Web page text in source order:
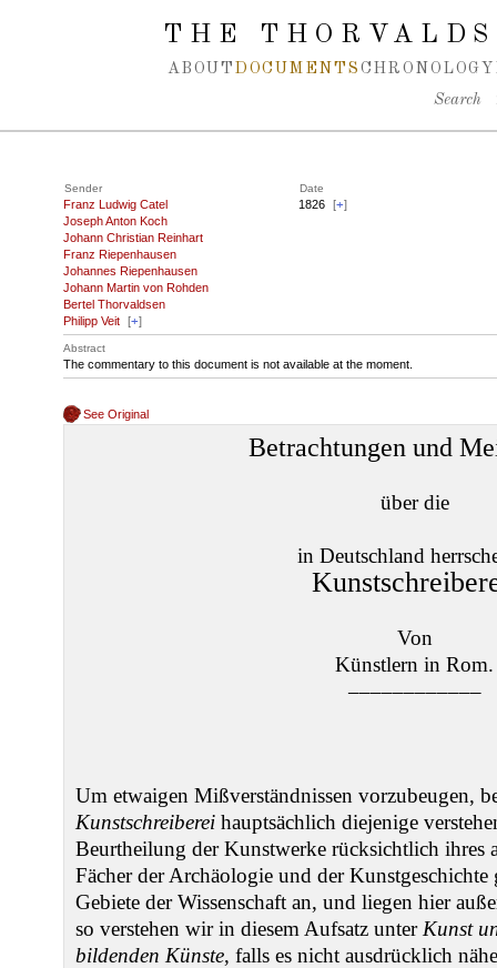
Spring navigation over
THE
ABOUT DOCUMENTS CHRONOLOGY
Search
Sender Date
Franz Ludwig Catel
Joseph Anton Koch
Johann Christian Reinhart
Franz Riepenhausen
Johannes Riepenhausen
Johann Martin von Rohden
Bertel Thorvaldsen
Philipp Veit
[+]
1826 [+]
Abstract
The commentary to this document is not available at the moment.
See Original
Betrachtungen und
über die
in Deutschland
Von
Künstlern in Rom.
––––––––––––
Um etwaigen Mißverständnissen vorzubeugen,
Kunstschreiberei hauptsächlich diejenige
Beurtheilung der Kunstwerke rücksichtlich ihres
Fächer der Archäologie und der Kunstgeschichte
Gebiete der Wissenschaft an, und liegen hier
so verstehen wir in diesem Aufsatz unter Kunst
bildenden Künste, falls es nicht ausdrücklich